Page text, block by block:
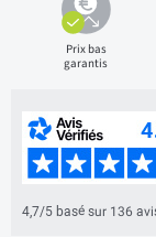
Prix bas
garantis
4,7/5 basé sur 136